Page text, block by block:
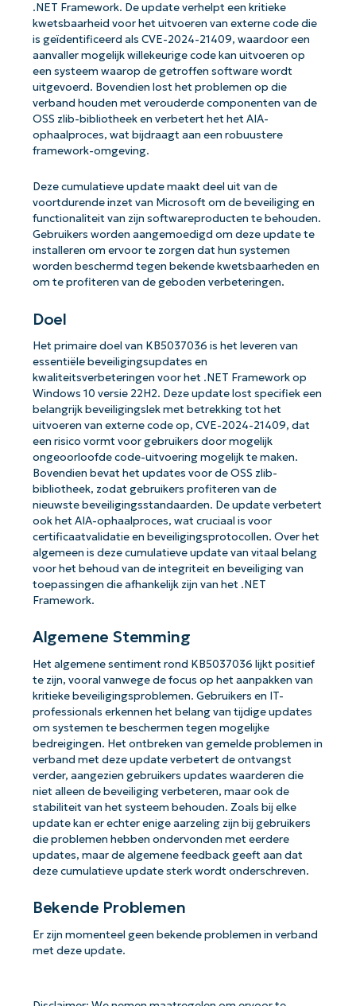
.NET Framework. De update verhelpt een kritieke
kwetsbaarheid voor het uitvoeren van externe code die
is geïdentificeerd als CVE-2024-21409, waardoor een
aanvaller mogelijk willekeurige code kan uitvoeren op
een systeem waarop de getroffen software wordt
uitgevoerd. Bovendien lost het problemen op die
verband houden met verouderde componenten van de
OSS zlib-bibliotheek en verbetert het het AIA-
ophaalproces, wat bijdraagt aan een robuustere
framework-omgeving.
Deze cumulatieve update maakt deel uit van de
voortdurende inzet van Microsoft om de beveiliging en
functionaliteit van zijn softwareproducten te behouden.
Gebruikers worden aangemoedigd om deze update te
installeren om ervoor te zorgen dat hun systemen
worden beschermd tegen bekende kwetsbaarheden en
om te profiteren van de geboden verbeteringen.
Doel
Het primaire doel van KB5037036 is het leveren van
essentiële beveiligingsupdates en
kwaliteitsverbeteringen voor het .NET Framework op
Windows 10 versie 22H2. Deze update lost specifiek een
belangrijk beveiligingslek met betrekking tot het
uitvoeren van externe code op, CVE-2024-21409, dat
een risico vormt voor gebruikers door mogelijk
ongeoorloofde code-uitvoering mogelijk te maken.
Bovendien bevat het updates voor de OSS zlib-
bibliotheek, zodat gebruikers profiteren van de
nieuwste beveiligingsstandaarden. De update verbetert
ook het AIA-ophaalproces, wat cruciaal is voor
certificaatvalidatie en beveiligingsprotocollen. Over het
algemeen is deze cumulatieve update van vitaal belang
voor het behoud van de integriteit en beveiliging van
toepassingen die afhankelijk zijn van het .NET
Framework.
Algemene Stemming
Het algemene sentiment rond KB5037036 lijkt positief
te zijn, vooral vanwege de focus op het aanpakken van
kritieke beveiligingsproblemen. Gebruikers en IT-
professionals erkennen het belang van tijdige updates
om systemen te beschermen tegen mogelijke
bedreigingen. Het ontbreken van gemelde problemen in
verband met deze update verbetert de ontvangst
verder, aangezien gebruikers updates waarderen die
niet alleen de beveiliging verbeteren, maar ook de
stabiliteit van het systeem behouden. Zoals bij elke
update kan er echter enige aarzeling zijn bij gebruikers
die problemen hebben ondervonden met eerdere
updates, maar de algemene feedback geeft aan dat
deze cumulatieve update sterk wordt onderschreven.
Bekende Problemen
Er zijn momenteel geen bekende problemen in verband
met deze update.